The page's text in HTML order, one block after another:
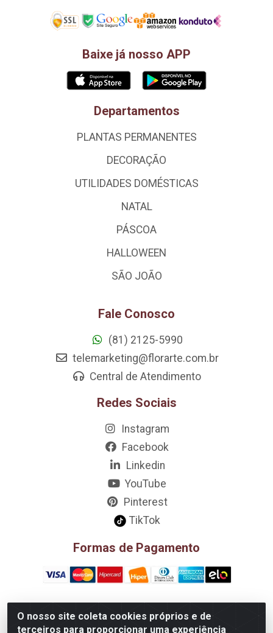
O nosso site coleta cookies próprios e de
terceiros para proporcionar uma experiência
Baixe já nosso APP
Departamentos
PLANTAS PERMANENTES
DECORAÇÃO
UTILIDADES DOMÉSTICAS
NATAL
PÁSCOA
HALLOWEEN
SÃO JOÃO
Fale Conosco
(81) 2125-5990
telemarketing@florarte.com.br
Central de Atendimento
Redes Sociais
Instagram
Facebook
Linkedin
YouTube
Pinterest
TikTok
Formas de Pagamento
D&A Decoração e Ambientação LTDA - Rua Riachão, 807 –